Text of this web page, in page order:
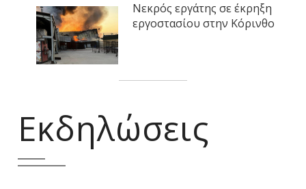
Νεκρός εργάτης σε έκρηξη
εργοστασίου στην Κόρινθο
Εκδηλώσεις